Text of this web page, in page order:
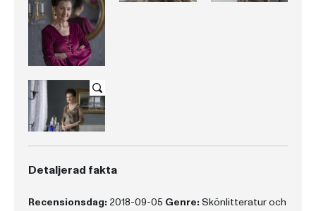
Detaljerad fakta
Recensionsdag: 2018-09-05 Genre: Skönlitteratur och